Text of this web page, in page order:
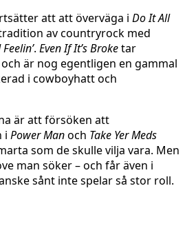
att att överväga i Do It All
av countryrock med
. Even If It’s Broketar
är nog egentligen en gammal
i cowboyhatt och
är att försöken att
i Power Manoch Take Yer Meds
som de skulle vilja vara. Men
man söker – och får även i
sånt inte spelar så stor roll.